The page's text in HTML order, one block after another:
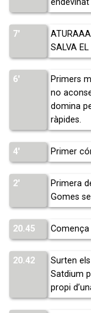
7′
SALVA
6′
Primers
no
domina
ràpides.
4′ Primer
2′
Primera
Gomes
20.45
20.42
Surten
Satdium
propi